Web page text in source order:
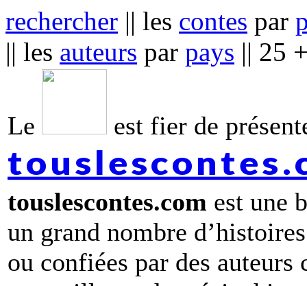
rechercher || les contes par
|| les auteurs par pays || 25
Le est fier de
touslescontes.com est une
un grand nombre
ou confiées par des